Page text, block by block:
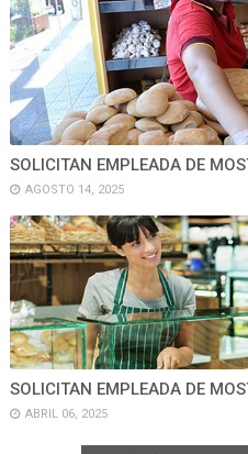
SOLICITAN EMPLEADA DE
AGOSTO 14, 2025
SOLICITAN EMPLEADA DE
ABRIL 06, 2025